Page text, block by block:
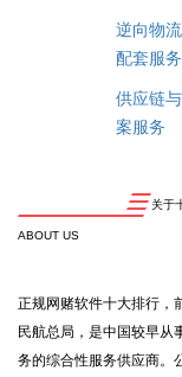
逆向物
配套服务
供应链
案服务
关于
ABOUT US
正规网赌软件十大排行，
民航总局，是中国较早从
务的综合性服务供应商。